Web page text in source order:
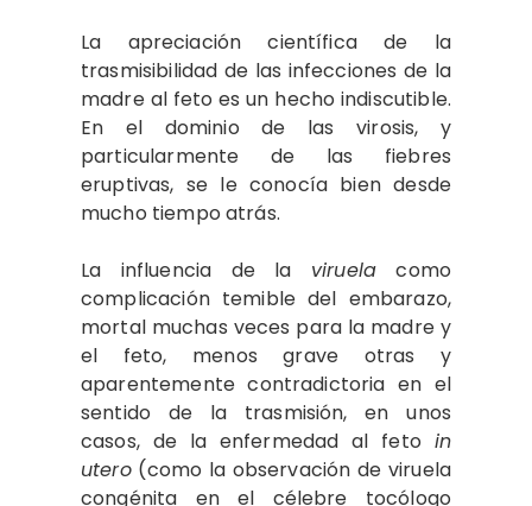
La apreciación científica de la
trasmisibilidad de las infecciones de la
madre al feto es un hecho indiscutible.
En el dominio de las virosis, y
particularmente de las fiebres
eruptivas, se le conocía bien desde
mucho tiempo atrás.
La influencia de la viruela como
complicación temible del embarazo,
mortal muchas veces para la madre y
el feto, menos grave otras y
aparentemente contradictoria en el
sentido de la trasmisión, en unos
casos, de la enfermedad al feto in
utero(como la observación de viruela
congénita en el célebre tocólogo